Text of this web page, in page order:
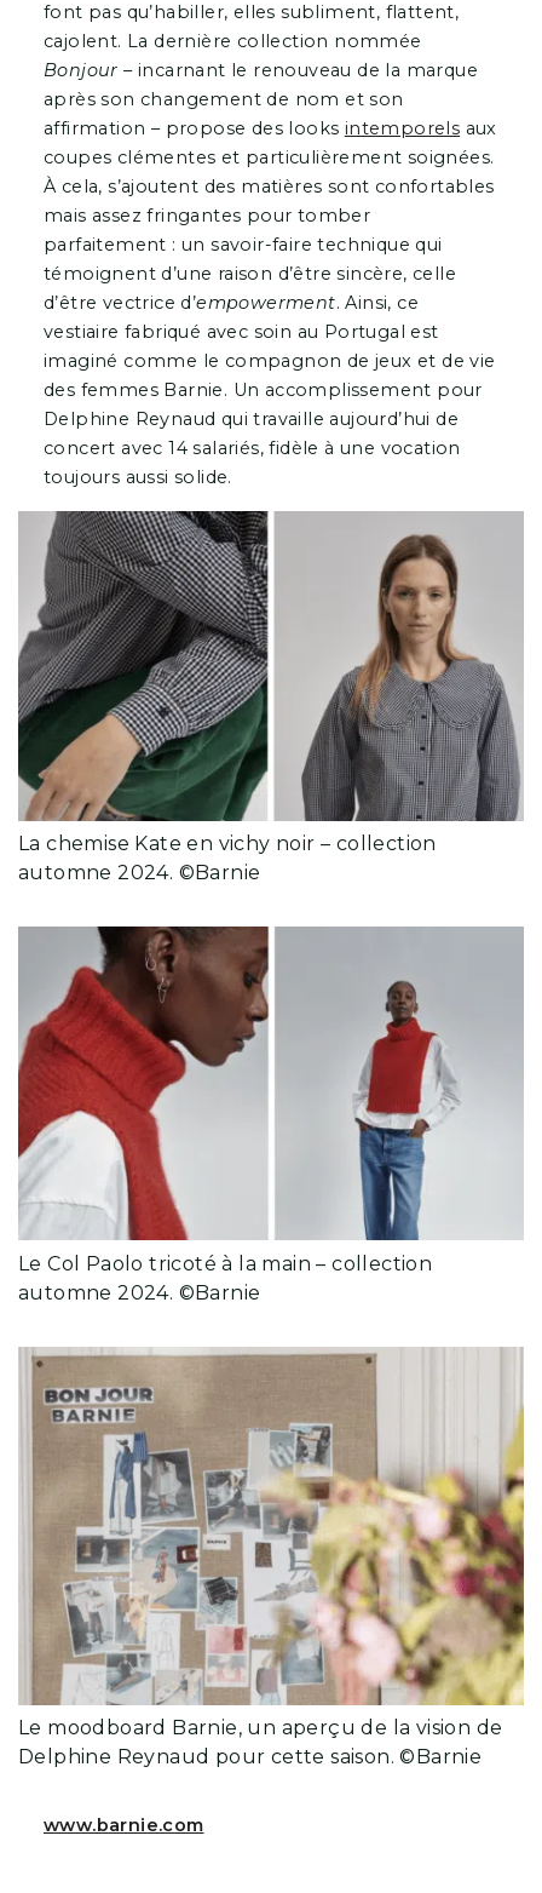
font pas qu’habiller, elles subliment, flattent,
cajolent. La dernière collection nommée
Bonjour – incarnant le renouveau de la marque
après son changement de nom et son
affirmation – propose des looks intemporels aux
coupes clémentes et particulièrement soignées.
À cela, s’ajoutent des matières sont confortables
mais assez fringantes pour tomber
parfaitement : un savoir-faire technique qui
témoignent d’une raison d’être sincère, celle
d’être vectrice d’empowerment. Ainsi, ce
vestiaire fabriqué avec soin au Portugal est
imaginé comme le compagnon de jeux et de vie
des femmes Barnie. Un accomplissement pour
Delphine Reynaud qui travaille aujourd’hui de
concert avec 14 salariés, fidèle à une vocation
toujours aussi solide.
La chemise Kate en vichy noir – collection
automne 2024. ©Barnie
Le Col Paolo tricoté à la main – collection
automne 2024. ©Barnie
Le moodboard Barnie, un aperçu de la vision de
Delphine Reynaud pour cette saison. ©Barnie
www.barnie.com